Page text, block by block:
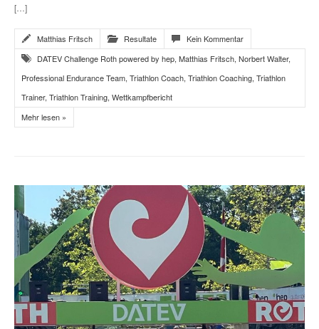
[…]
Matthias Fritsch Resultate
Kein Kommentar
DATEV Challenge Roth powered by hep, Matthias Fritsch, Norbert Walter,
Professional Endurance Team, Triathlon Coach, Triathlon Coaching, Triathlon
Trainer, Triathlon Training, Wettkampfbericht
Mehr lesen »